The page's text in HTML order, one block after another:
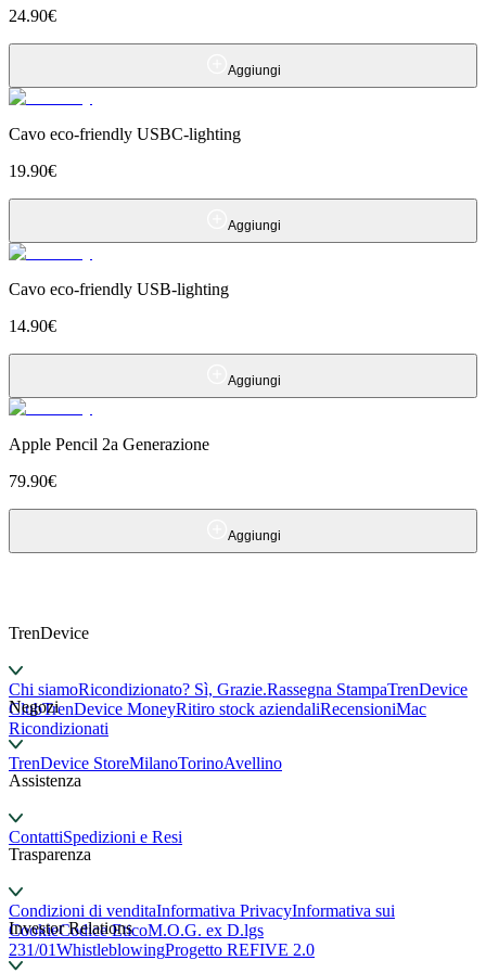
24.90€
Aggiungi
Cavo eco-friendly USBC-lighting
19.90€
Aggiungi
Cavo eco-friendly USB-lighting
14.90€
Aggiungi
Apple Pencil 2a Generazione
79.90€
Aggiungi
TrenDevice
Chi siamoRicondizionato? Sì, Grazie.Rassegna StampaTrenDevice
ClubTrenDevice MoneyRitiro stock aziendaliRecensioniMac
Ricondizionati
Negozi
TrenDevice StoreMilanoTorinoAvellino
Assistenza
ContattiSpedizioni e Resi
Trasparenza
Condizioni di venditaInformativa PrivacyInformativa sui
CookieCodice EticoM.O.G. ex D.lgs
231/01WhistleblowingProgetto REFIVE 2.0
Investor Relations